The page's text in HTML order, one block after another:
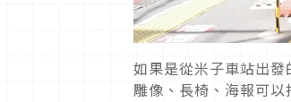
如果是從米子車站出
雕像、長椅、海報可以